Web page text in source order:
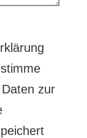
zur